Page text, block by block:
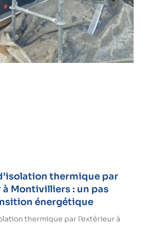
thermique par
à Montivilliers : un pas
énergétique
thermique par l’extérieur à